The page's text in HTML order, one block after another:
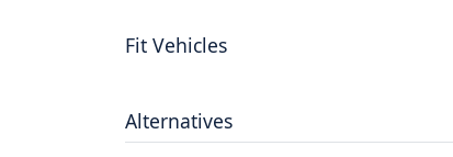
Fit Vehicles
Alternatives